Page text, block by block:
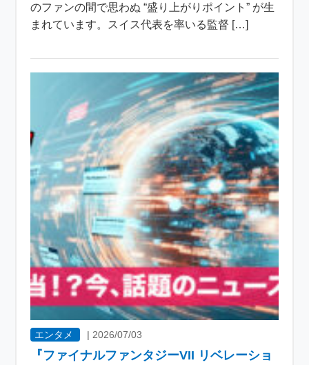
のファンの間で思わぬ “盛り上がりポイント” が生
まれています。スイス代表を率いる監督 […]
エンタメ | 2026/07/03
『ファイナルファンタジーVII リベレーショ